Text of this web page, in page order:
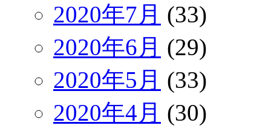
2020年7月 (33)
2020年6月 (29)
2020年5月 (33)
2020年4月 (30)